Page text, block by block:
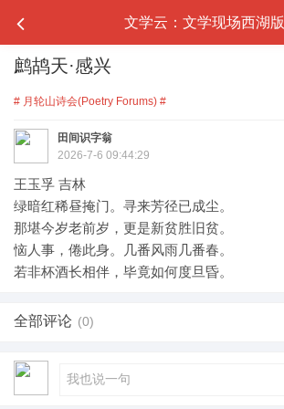
文学云：文学现场西湖版
鹧鸪天·感兴
# 月轮山诗会(Poetry Forums) #
田间识字翁
2026-7-6 09:44:29
王玉孚 吉林
绿暗红稀昼掩门。寻来芳径已成尘。
那堪今岁老前岁，更是新贫胜旧贫。
恼人事，倦此身。几番风雨几番春。
若非杯酒长相伴，毕竟如何度旦昏。
全部评论 (0)